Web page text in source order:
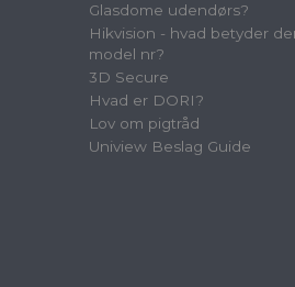
Glasdome udendørs?
Hikvision - hvad betyder
model nr?
3D Secure
Hvad er DORI?
Lov om pigtråd
Uniview Beslag Guide